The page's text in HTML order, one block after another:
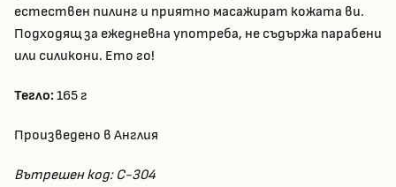
естествен пилинг и приятно масажират кожата ви.
Подходящ за ежедневна употреба, не съдържа парабени
или силикони. Ето го!
Тегло:165 г
Произведено в Англия
Вътрешен код: C-304